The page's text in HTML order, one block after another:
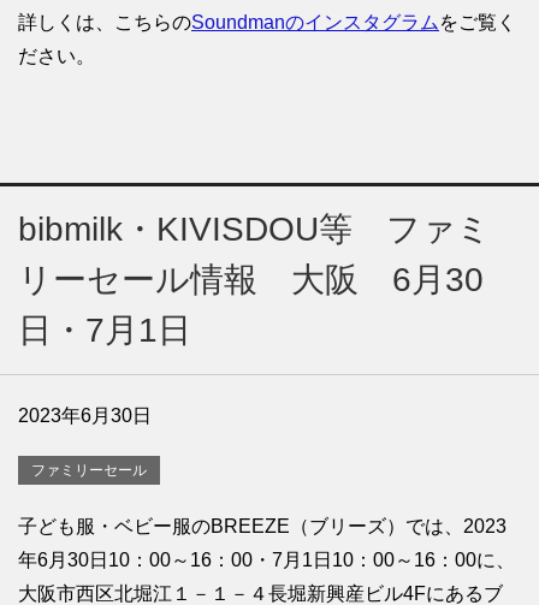
詳しくは、こちらのSoundmanのインスタグラム をご覧く
ださい。
bibmilk・KIVISDOU等 ファミ
リーセール情報 大阪 6月30
日・7月1日
2023年6月30日
ファミリーセール
子ども服・ベビー服のBREEZE（ブリーズ）では、2023
年6月30日10：00～16：00・7月1日10：00～16：00に、
大阪市西区北堀江１－１－４長堀新興産ビル4Fにあるブ